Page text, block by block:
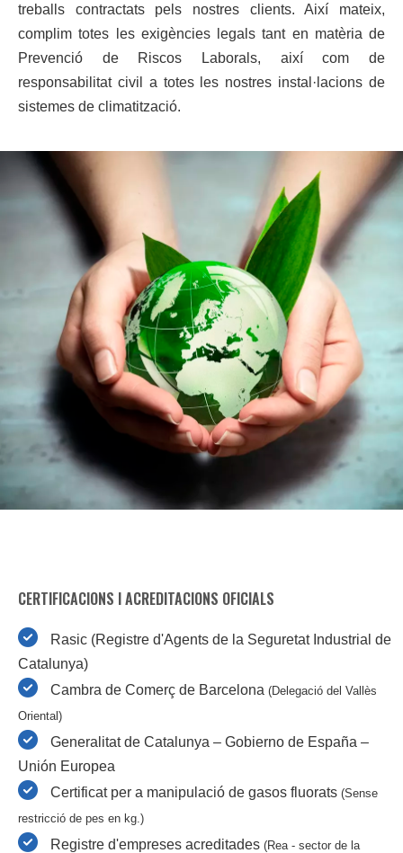
treballs contractatspels nostres clients. Així mateix,
complim totes les exigències legals tant en matèria de
Prevenció de Riscos Laborals, així com de
responsabilitat civil a totes les nostres instal·lacions de
sistemes de climatització.
CERTIFICACIONS I ACREDITACIONS OFICIALS
Rasic (Registre d'Agents de la Seguretat Industrial de
Catalunya)
Cambra de Comerç de Barcelona (Delegació del Vallès
Oriental)
Generalitat de Catalunya – Gobierno de España –
Unión Europea
Certificat per a manipulació de gasos fluorats (Sense
restricció de pes en kg.)
Registre d'empreses acreditades (Rea - sector de la